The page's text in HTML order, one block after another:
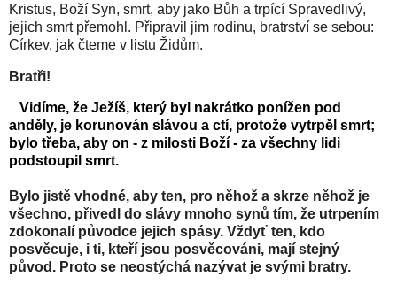
Kristus, Boží Syn, smrt, aby jako Bůh a trpící Spravedlivý,
jejich smrt přemohl. Připravil jim rodinu, bratrství se sebou:
Církev, jak čteme v listu Židům.
Bratři!
Vidíme, že Ježíš, který byl nakrátko ponížen pod
anděly, je korunován slávou a ctí, protože vytrpěl smrt;
bylo třeba, aby on - z milosti Boží - za všechny lidi
podstoupil smrt.
Bylo jistě vhodné, aby ten, pro něhož a skrze něhož je
všechno, přivedl do slávy mnoho synů tím, že utrpením
zdokonalí původce jejich spásy. Vždyť ten, kdo
posvěcuje, i ti, kteří jsou posvěcováni, mají stejný
původ. Proto se neostýchá nazývat je svými bratry.